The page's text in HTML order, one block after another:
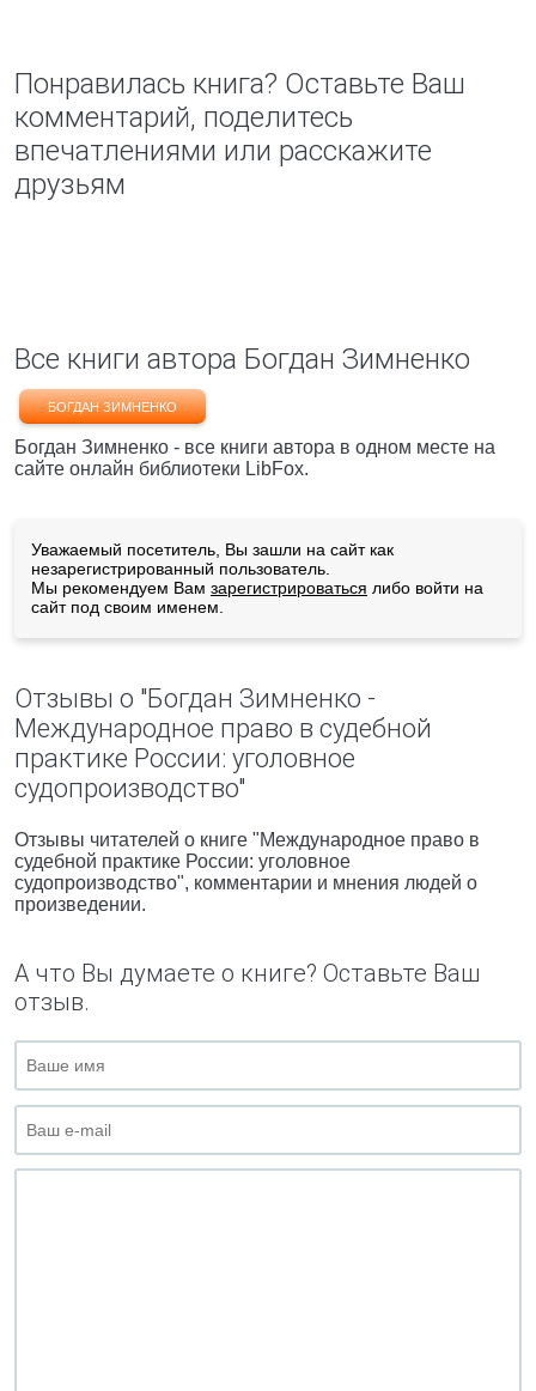
Понравилась книга? Оставьте Ваш
комментарий, поделитесь
впечатлениями или расскажите
друзьям
Все книги автора Богдан Зимненко
БОГДАН ЗИМНЕНКО
Богдан Зимненко - все книги автора в одном месте на
сайте онлайн библиотеки LibFox.
Уважаемый посетитель, Вы зашли на сайт как
незарегистрированный пользователь.
Мы рекомендуем Вам зарегистрироваться либо войти на
сайт под своим именем.
Отзывы о "Богдан Зимненко -
Международное право в судебной
практике России: уголовное
судопроизводство"
Отзывы читателей о книге "Международное право в
судебной практике России: уголовное
судопроизводство", комментарии и мнения людей о
произведении.
А что Вы думаете о книге? Оставьте Ваш
отзыв.